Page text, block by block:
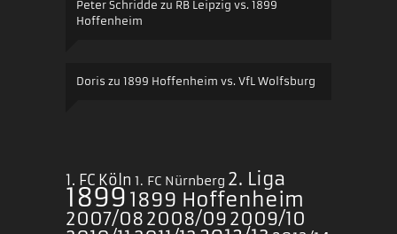
Peter Schridde zu RB Leipzig vs. 1899
Hoffenheim
Doris zu 1899 Hoffenheim vs. VfL Wolfsburg
1. FC Köln 1. FC Nürnberg 2. Liga
1899 1899 Hoffenheim
2007/082008/092009/10